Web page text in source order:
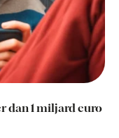
dan 1 miljard euro